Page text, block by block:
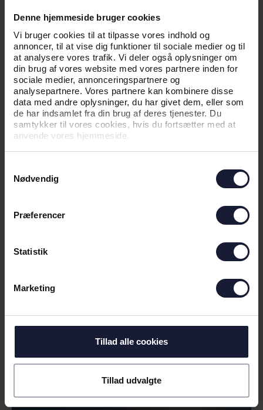
Denne hjemmeside bruger cookies
Vi bruger cookies til at tilpasse vores indhold og
annoncer, til at vise dig funktioner til sociale medier og til
at analysere vores trafik. Vi deler også oplysninger om
din brug af vores website med vores partnere inden for
sociale medier, annonceringspartnere og
analysepartnere. Vores partnere kan kombinere disse
data med andre oplysninger, du har givet dem, eller som
de har indsamlet fra din brug af deres tjenester. Du
samtykker til vores cookies, hvis du fortsætter med at
anvende vores hjemmeside.
Nødvendig
Præferencer
Statistik
Marketing
Tillad alle cookies
Tillad udvalgte
23.07.2026
NYHED
11.07.2026
NYHED
FAN-INFORMATION INDEN KAMP I
BRØNDBY